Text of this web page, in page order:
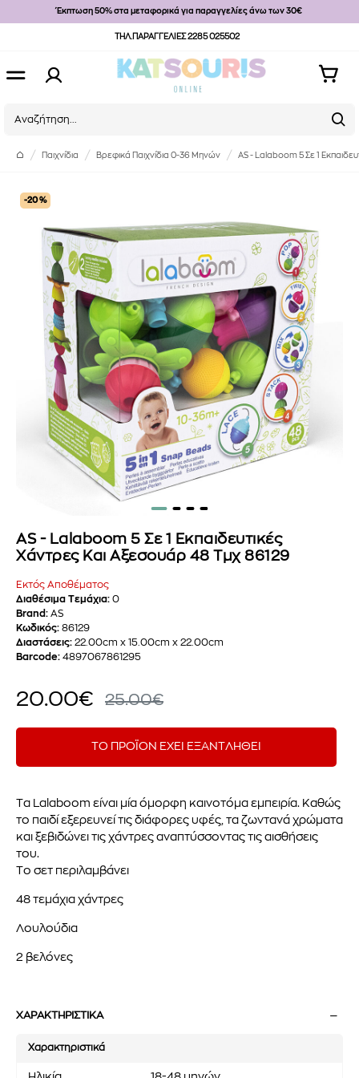
Έκπτωση 50% στα μεταφορικά για παραγγελίες άνω των 30€
ΤΗΛ.ΠΑΡΑΓΓΕΛΙΕΣ 2285 025502
Παιχνίδια Βρεφικά Παιχνίδια 0-36 Μηνών AS - Lalaboom 5 Σε 1
-20 %
AS - Lalaboom 5 Σε 1 Εκπαιδευτικές
Χάντρες Και Αξεσουάρ 48 Τμχ 86129
Εκτός Αποθέματος
Διαθέσιμα Τεμάχια: 0
Brand: AS
Κωδικός: 86129
Διαστάσεις: 22.00cm x 15.00cm x 22.00cm
Barcode: 4897067861295
20.00€ 25.00€
ΤΟ ΠΡΟΪΟΝ ΕΧΕΙ ΕΞΑΝΤΛΗΘΕΙ
Τα Lalaboom είναι μία όμορφη καινοτόμα εμπειρία. Καθώς
το παιδί εξερευνεί τις διάφορες υφές, τα ζωντανά χρώματα
και ξεβιδώνει τις χάντρες αναπτύσσοντας τις αισθήσεις
του.
Το σετ περιλαμβάνει
48 τεμάχια χάντρες
Λουλούδια
2 βελόνες
ΧΑΡΑΚΤΗΡΙΣΤΙΚΑ
Χαρακτηριστικά